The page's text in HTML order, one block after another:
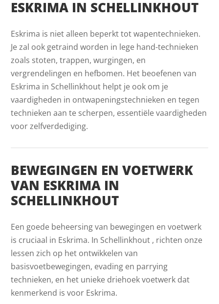
ESKRIMA IN SCHELLINKHOUT
Eskrima is niet alleen beperkt tot wapentechnieken.
Je zal ook getraind worden in lege hand-technieken
zoals stoten, trappen, wurgingen, en
vergrendelingen en hefbomen. Het beoefenen van
Eskrima in Schellinkhout helpt je ook om je
vaardigheden in ontwapeningstechnieken en tegen
technieken aan te scherpen, essentiële vaardigheden
voor zelfverdediging.
BEWEGINGEN EN VOETWERK
VAN ESKRIMA IN
SCHELLINKHOUT
Een goede beheersing van bewegingen en voetwerk
is cruciaal in Eskrima. In Schellinkhout , richten onze
lessen zich op het ontwikkelen van
basisvoetbewegingen, evading en parrying
technieken, en het unieke driehoek voetwerk dat
kenmerkend is voor Eskrima.